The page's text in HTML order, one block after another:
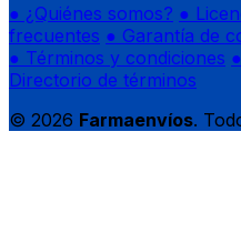
● ¿Quiénes somos? ●
frecuentes ● Garantía de
● Términos y condiciones
Directorio de términos
© 2026 Farmaenvíos.